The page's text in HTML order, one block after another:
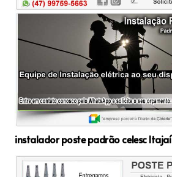
instalador poste padrão celesc Itajaí